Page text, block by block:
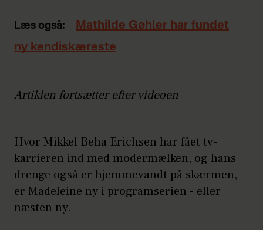
Læs også:
Mathilde Gøhler har fundet
ny kendiskæreste
Artiklen fortsætter efter videoen
Hvor Mikkel Beha Erichsen har fået tv-
karrieren ind med modermælken, og hans
drenge også er hjemmevandt på skærmen,
er Madeleine ny i programserien - eller
næsten ny.